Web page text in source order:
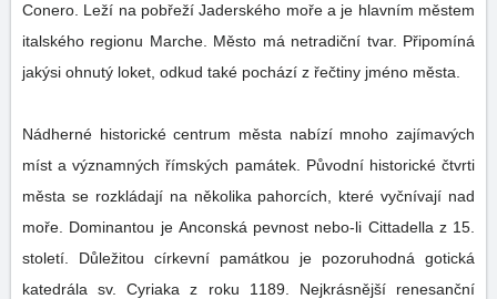
Conero. Leží na pobřeží Jaderského moře a je hlavním městem
italského regionu Marche. Město má netradiční tvar. Připomíná
jakýsi ohnutý loket, odkud také pochází z řečtiny jméno města.
Nádherné historické centrum města nabízí mnoho zajímavých
míst a významných římských památek. Původní historické čtvrti
města se rozkládají na několika pahorcích, které vyčnívají nad
moře. Dominantou je Anconská pevnost nebo-li Cittadella z 15.
století. Důležitou církevní památkou je pozoruhodná gotická
katedrála sv. Cyriaka z roku 1189. Nejkrásnější renesanční